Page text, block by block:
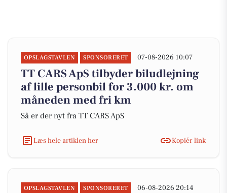
OPSLAGSTAVLEN SPONSORERET 07-08-2026 10:07
TT CARS ApS tilbyder biludlejning
af lille personbil for 3.000 kr. om
måneden med fri km
Så er der nyt fra TT CARS ApS
Læs hele artiklen her Kopiér link
OPSLAGSTAVLEN SPONSORERET 06-08-2026 20:14